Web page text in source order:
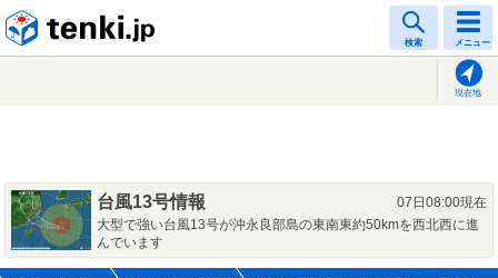
検索 メニュー
現在地
台風13号情報
07日08:00現在
大型で強い台風13号が沖永良部島の東南東約50kmを西北西に進
んでいます